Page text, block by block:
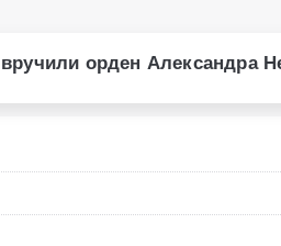
орден Александра